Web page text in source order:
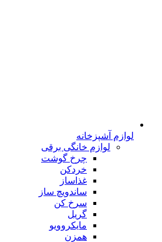
لوازم آشپزخانه
لوازم خانگی برقی
چرخ گوشت
خردکن
غذاساز
ساندویچ ساز
سرخ کن
گریل
مایکروویو
همزن